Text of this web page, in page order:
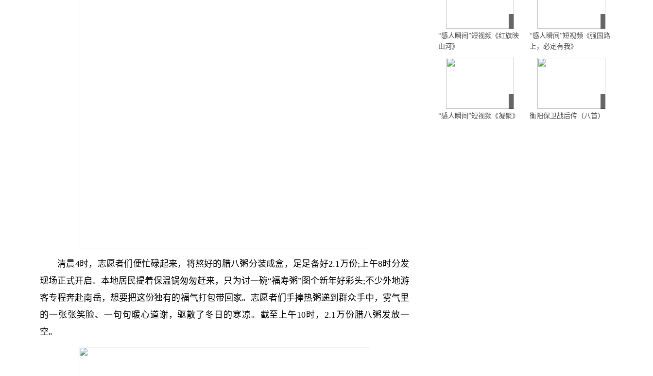
清晨4时，志愿者们便忙碌起来，将熬好的腊八粥分装成盒，足足备好2.1万份;上午8时分发
现场正式开启。本地居民提着保温锅匆匆赶来，只为讨一碗“福寿粥”图个新年好彩头;不少外地游
客专程奔赴南岳，想要把这份独有的福气打包带回家。志愿者们手捧热粥递到群众手中，雾气里
的一张张笑脸、一句句暖心道谢，驱散了冬日的寒凉。截至上午10时，2.1万份腊八粥发放一
空。
“感人瞬间”短视频《红旗映
山河》
“感人瞬间”短视频《强国路
上，必定有我》
“感人瞬间”短视频《凝聚》 衡阳保卫战后传（八首）